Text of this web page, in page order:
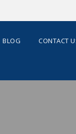
BLOG CONTACT